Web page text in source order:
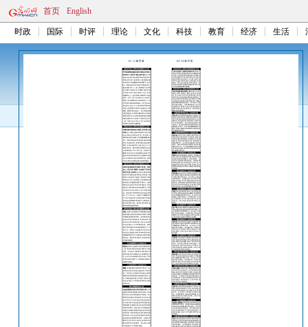
首页 English
时政 国际 时评 理论 文化 科技 教育 经济 生活